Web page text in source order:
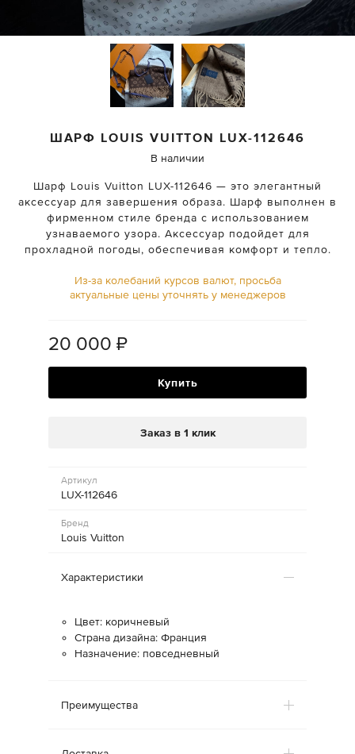
ШАРФ LOUIS VUITTON LUX-112646
В наличии
Шарф Louis Vuitton LUX-112646 — это элегантный
аксессуар для завершения образа. Шарф выполнен в
фирменном стиле бренда с использованием
узнаваемого узора. Аксессуар подойдет для
прохладной погоды, обеспечивая комфорт и тепло.
Из-за колебаний курсов валют, просьба
актуальные цены уточнять у менеджеров
20 000 ₽
Купить
Заказ в 1 клик
Артикул
LUX-112646
Бренд
Louis Vuitton
Характеристики
Цвет: коричневый
Страна дизайна: Франция
Назначение: повседневный
Преимущества